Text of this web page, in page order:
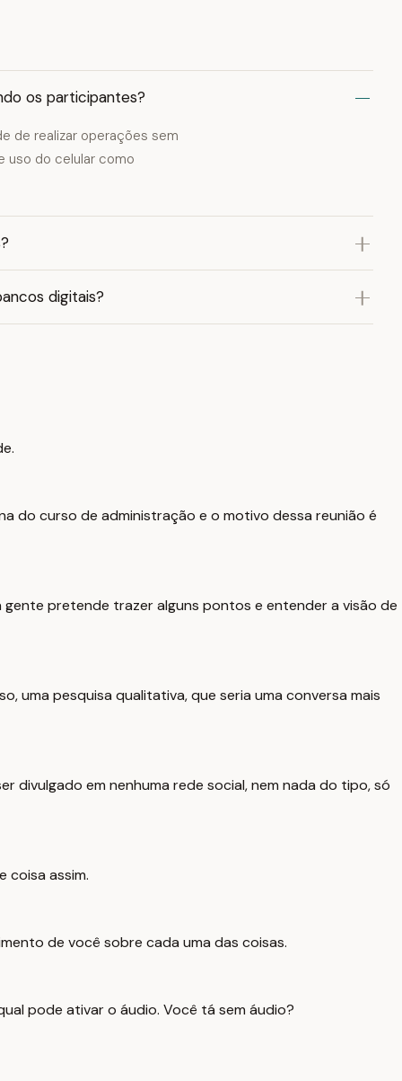
os participantes?
de realizar operações sem
uso do celular como
digitais?
do curso de administração e o motivo dessa reunião é
pretende trazer alguns pontos e entender a visão de
uma pesquisa qualitativa, que seria uma conversa mais
divulgado em nenhuma rede social, nem nada do tipo, só
coisa assim.
de você sobre cada uma das coisas.
pode ativar o áudio. Você tá sem áudio?